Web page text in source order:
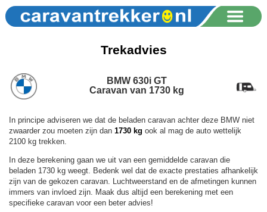
Trekadvies
BMW 630i GT
Caravan van 1730 kg
In principe adviseren we dat de beladen caravan achter deze BMW niet
zwaarder zou moeten zijn dan 1730 kg ook al mag de auto wettelijk
2100 kg trekken.
In deze berekening gaan we uit van een gemiddelde caravan die
beladen 1730 kg weegt. Bedenk wel dat de exacte prestaties afhankelijk
zijn van de gekozen caravan. Luchtweerstand en de afmetingen kunnen
immers van invloed zijn. Maak dus altijd een berekening met een
specifieke caravan voor een beter advies!